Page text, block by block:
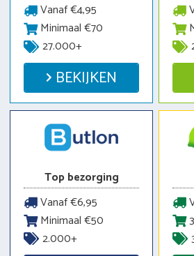
Vanaf €4,95
Minimaal €70
27.000+
BEKIJKEN
Top bezorging
Vanaf €6,95
Minimaal €50
2.000+